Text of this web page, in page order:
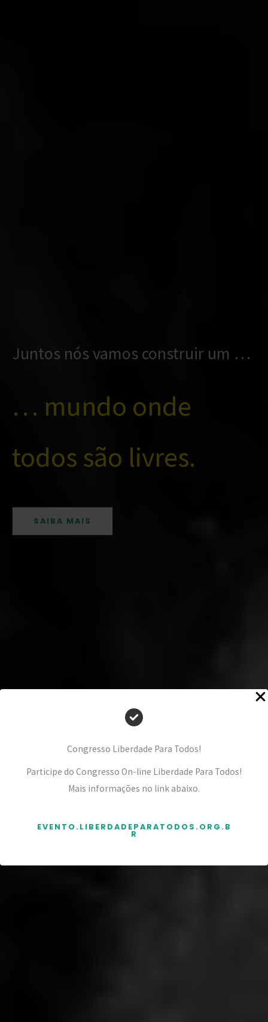
Congresso Liberdade Para Todos!
Participe do Congresso On-line Liberdade Para Todos!
Mais informações no link abaixo.
EVENTO.LIBERDADEPARATODOS.ORG.B
R
Juntos nós vamos construir um …
… mundo onde
todos são livres.
SAIBA MAIS